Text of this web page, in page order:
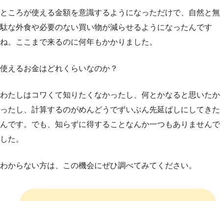
ところが使える金額を意識するようになっただけで、自然と無
駄な外食や必要のない買い物が減らせるようになったんです
ね。ここまで来るのに何年もかかりました。
使えるお金はどれくらいなのか？
わたしはコワくて知りたくなかったし、何とかなると思いたか
ったし、計算するのがめんどうでずいぶん先延ばしにしてきた
んです。でも、知らずに得することなんか一つもありませんで
した。
わからない方は、この機会にぜひ調べてみてください。